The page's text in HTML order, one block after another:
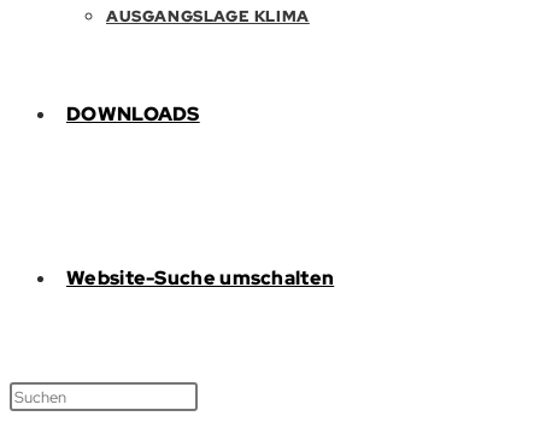
AUSGANGSLAGE KLIMA
DOWNLOADS
Website-Suche umschalten